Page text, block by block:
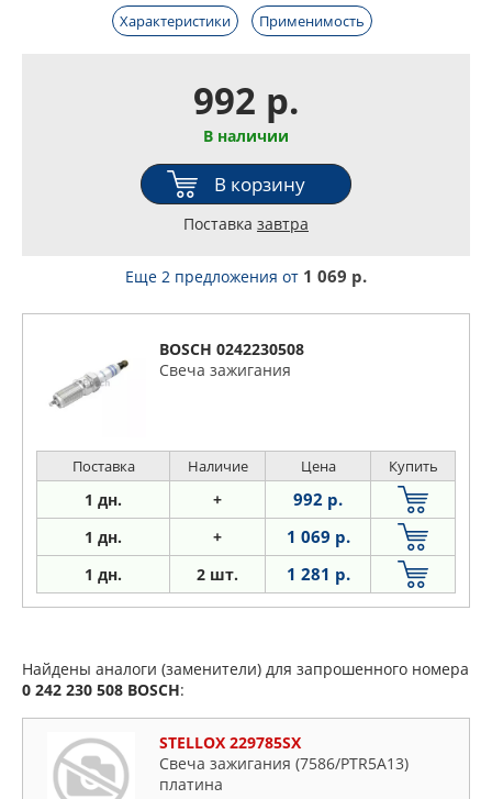
Характеристики Применимость
992 р.
В наличии
В корзину
Поставка завтра
Еще 2 предложения от 1 069 р.
BOSCH 0242230508
Свеча зажигания
Поставка Наличие Цена Купить
1 дн. + 992 р.
1 дн. + 1 069 р.
1 дн. 2 шт. 1 281 р.
Найдены аналоги (заменители) для запрошенного номера
0 242 230 508 BOSCH:
STELLOX 229785SX
Свеча зажигания (7586/PTR5A13)
платина